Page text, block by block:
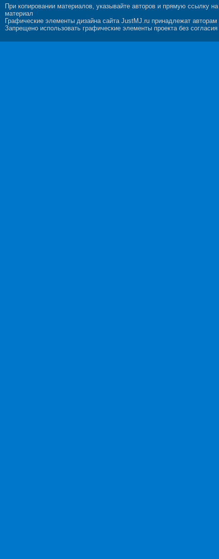
При копировании материалов, указывайте авторов и прямую ссылку на
материал
Графические элементы дизайна сайта JustMJ.ru принадлежат авторам
Запрещено использовать графические элементы проекта без согласия